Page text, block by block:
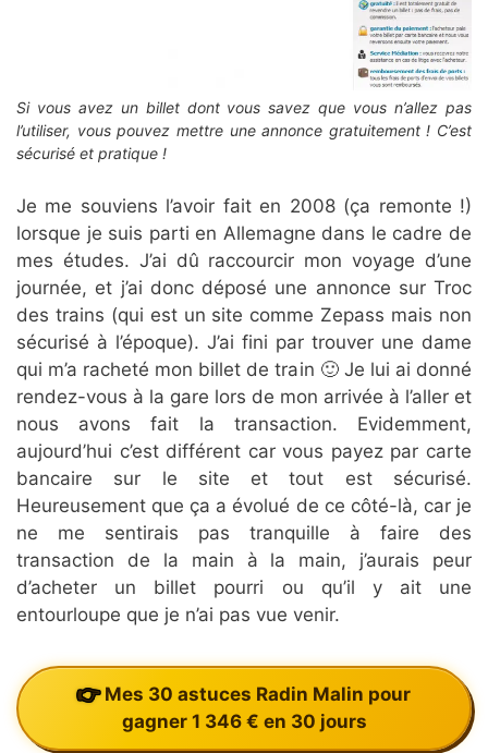
Si vous avez un billet dont vous savez que vous n’allez pas
l’utiliser, vous pouvez mettre une annonce gratuitement ! C’est
sécurisé et pratique !
Je me souviens l’avoir fait en 2008 (ça remonte !)
lorsque je suis parti en Allemagne dans le cadre de
mes études. J’ai dû raccourcir mon voyage d’une
journée, et j’ai donc déposé une annonce sur Troc
des trains (qui est un site comme Zepass mais non
sécurisé à l’époque). J’ai fini par trouver une dame
qui m’a racheté mon billet de train 🙂 Je lui ai donné
rendez-vous à la gare lors de mon arrivée à l’aller et
nous avons fait la transaction. Evidemment,
aujourd’hui c’est différent car vous payez par carte
bancaire sur le site et tout est sécurisé.
Heureusement que ça a évolué de ce côté-là, car je
ne me sentirais pas tranquille à faire des
transaction de la main à la main, j’aurais peur
d’acheter un billet pourri ou qu’il y ait une
entourloupe que je n’ai pas vue venir.
Mes 30 astuces Radin Malin pour
gagner 1 346 € en 30 jours